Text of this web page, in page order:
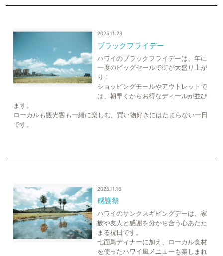
2025.11.23
ブラックフライデー
ハワイのブラックフライデーは、年に
一度のビッグセールで街が大盛り上が
り！
ショッピングモールやアウトレットで
は、朝早くからお得なディールが並び
ます。
ローカルも観光客も一緒に楽しむ、買い物好きにはたまらない一日
です。
2025.11.16
感謝祭
ハワイのサンクスギビングデーは、家
族や友人と感謝を分かち合う心あたた
まる祝日です。
七面鳥ディナーに加え、ローカル食材
を使ったハワイ風メニューも楽しまれ